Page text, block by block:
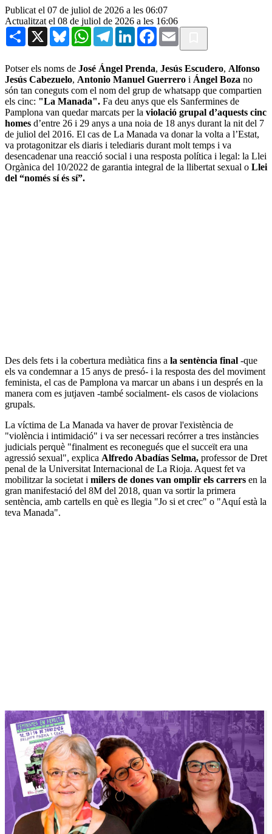
Publicat el 07 de juliol de 2026 a les 06:07
Actualitzat el 08 de juliol de 2026 a les 16:06
Share X BlueskyWhatsAppTelegramLinkedInFacebook
Email
Potser els noms de José Ángel Prenda, Jesús Escudero, Alfonso
Jesús Cabezuelo, Antonio Manuel Guerrero i Ángel Boza no
són tan coneguts com el nom del grup de whatsapp que compartien
els cinc: "La Manada". Fa deu anys que els Sanfermines de
Pamplona van quedar marcats per la violació grupal d’aquests cinc
homes d’entre 26 i 29 anys a una noia de 18 anys durant la nit del 7
de juliol del 2016. El cas de La Manada va donar la volta a l’Estat,
va protagonitzar els diaris i telediaris durant molt temps i va
desencadenar una reacció social i una resposta política i legal: la Llei
Orgànica del 10/2022 de garantia integral de la llibertat sexual o Llei
del “només sí és sí”.
Des dels fets i la cobertura mediàtica fins a la sentència final -que
els va condemnar a 15 anys de presó- i la resposta des del moviment
feminista, el cas de Pamplona va marcar un abans i un després en la
manera com es jutjaven -també socialment- els casos de violacions
grupals.
La víctima de La Manada va haver de provar l'existència de
"violència i intimidació" i va ser necessari recórrer a tres instàncies
judicials perquè "finalment es reconegués que el succeït era una
agressió sexual", explica Alfredo Abadías Selma, professor de Dret
penal de la Universitat Internacional de La Rioja. Aquest fet va
mobilitzar la societat i milers de dones van omplir els carrers en la
gran manifestació del 8M del 2018, quan va sortir la primera
sentència, amb cartells en què es llegia "Jo si et crec" o "Aquí està la
teva Manada".